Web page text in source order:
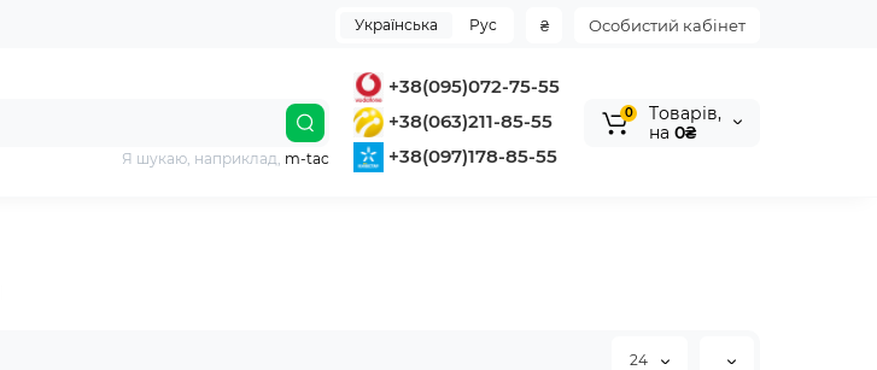
Особистий кабінет
₴
Українська Рус
+38(095)072-75-55
+38(063)211-85-55
+38(097)178-85-55
Я шукаю, наприклад, m-tac
0
Tоварів,
на 0₴
24